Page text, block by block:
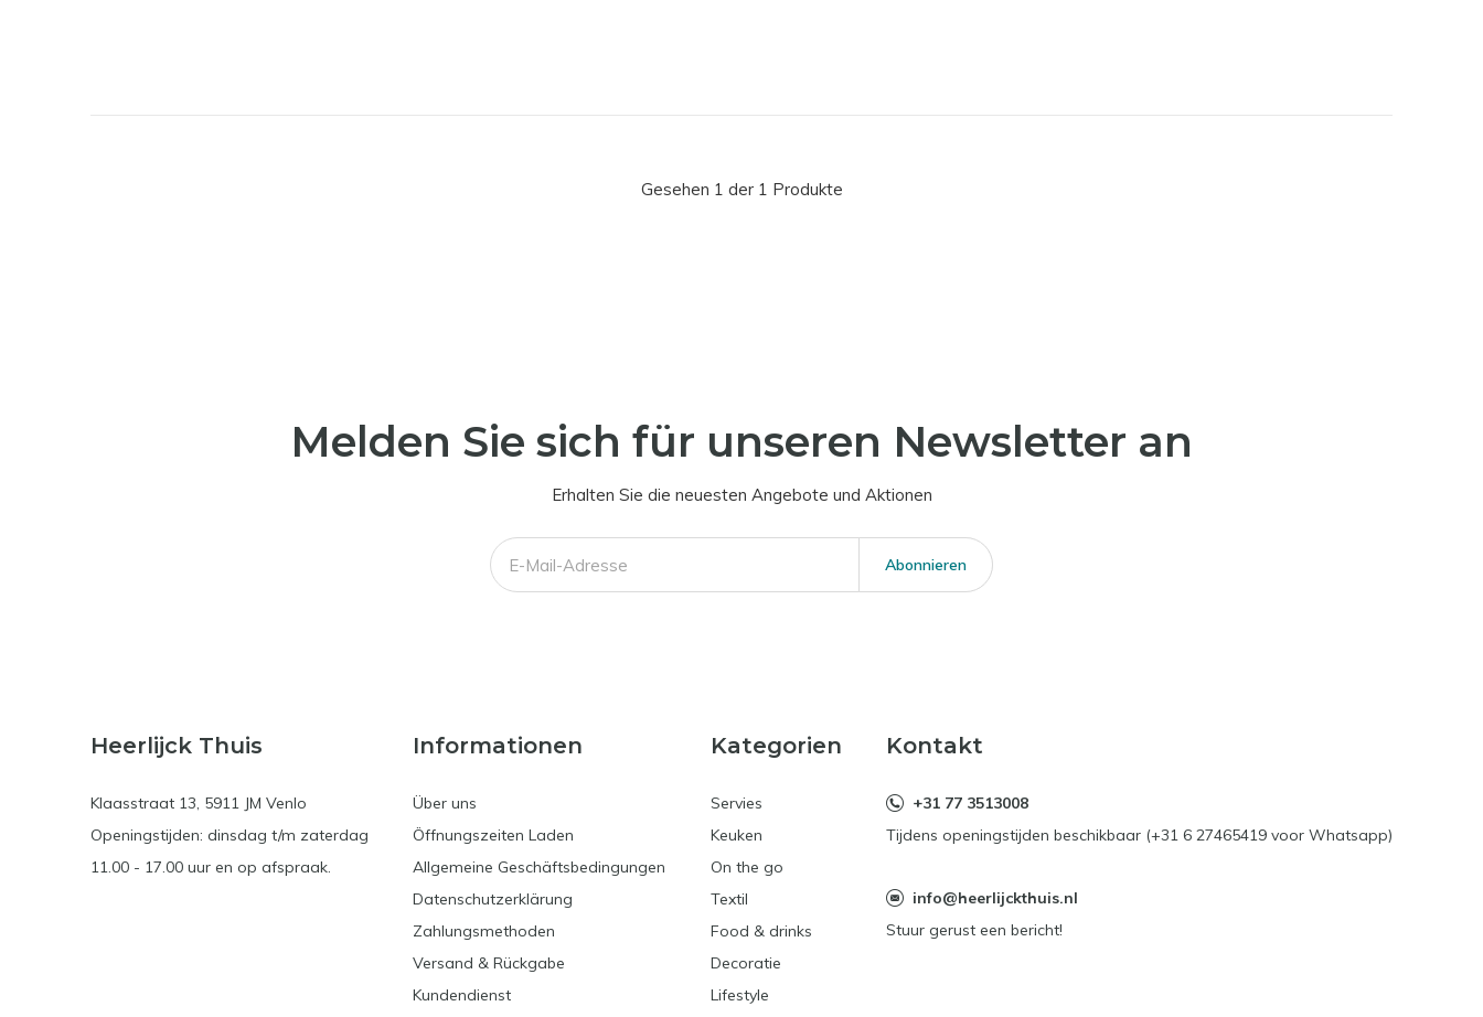
Gesehen 1 der 1 Produkte
Melden Sie sich für unseren Newsletter an
Erhalten Sie die neuesten Angebote und Aktionen
Abonnieren
Heerlijck Thuis
Klaasstraat 13, 5911 JM Venlo
Openingstijden: dinsdag t/m zaterdag
11.00 - 17.00 uur en op afspraak.
Informationen
Über uns
Öffnungszeiten Laden
Allgemeine Geschäftsbedingungen
Datenschutzerklärung
Zahlungsmethoden
Versand & Rückgabe
Kundendienst
Kategorien
Servies
Keuken
On the go
Textil
Food & drinks
Decoratie
Lifestyle
Kontakt
+31 77 3513008
Tijdens openingstijden beschikbaar (+31 6 27465419 voor Whatsapp)
info@heerlijckthuis.nl
Stuur gerust een bericht!